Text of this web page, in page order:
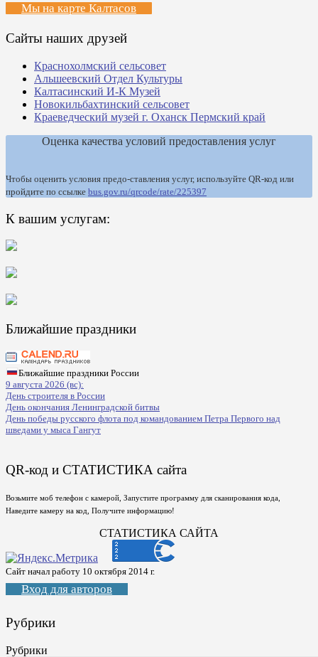
Мы на карте Калтасов
Сайты наших друзей
Краснохолмский сельсовет
Альшеевский Отдел Культуры
Калтасинский И-К Музей
Новокильбахтинский сельсовет
Краеведческий музей г. Оханск Пермский край
Оценка качества условий предоставления услуг
Чтобы оценить условия предо-ставления услуг, используйте QR-код или
пройдите по ссылке bus.gov.ru/qrcode/rate/225397
К вашим услугам:
Ближайшие праздники
Ближайшие праздники России
9 августа 2026 (вс):
День строителя в России
День окончания Ленинградской битвы
День победы русского флота под командованием Петра Первого над
шведами у мыса Гангут
QR-код и СТАТИСТИКА сайта
Возьмите моб телефон с камерой, Запустите программу для сканирования кода,
Наведите камеру на код, Получите информацию!
СТАТИСТИКА САЙТА
Сайт начал работу 10 октября 2014 г.
Вход для авторов
Рубрики
Рубрики